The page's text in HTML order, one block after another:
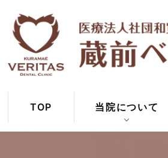
TOP 当院について